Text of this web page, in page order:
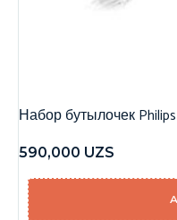
Набор бутылочек
590,000 UZS